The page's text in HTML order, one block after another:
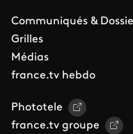
Communiqués &
Grilles
Médias
france.tv hebdo
Phototele
france.tv groupe